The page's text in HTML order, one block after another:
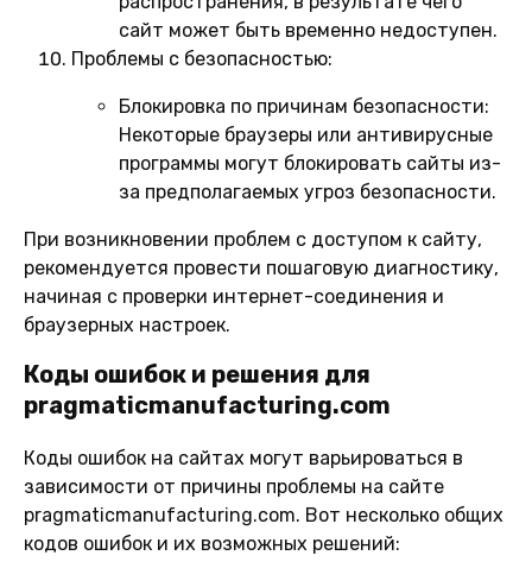
сайт может быть временно недоступен.
Проблемы с безопасностью:
Блокировка по причинам безопасности:
Некоторые браузеры или антивирусные
программы могут блокировать сайты из-
за предполагаемых угроз безопасности.
При возникновении проблем с доступом к сайту,
рекомендуется провести пошаговую диагностику,
начиная с проверки интернет-соединения и
браузерных настроек.
Коды ошибок и решения для
pragmaticmanufacturing.com
Коды ошибок на сайтах могут варьироваться в
зависимости от причины проблемы на сайте
pragmaticmanufacturing.com. Вот несколько общих
кодов ошибок и их возможных решений: